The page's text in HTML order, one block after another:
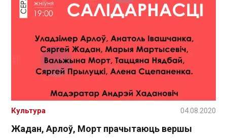
Жадан, Арлоў, Морт прачытаюць вершы
Культура 04.08.2020